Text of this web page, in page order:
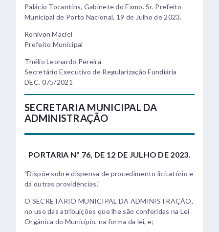
Palácio Tocantins, Gabinete do Exmo. Sr. Prefeito
Municipal de Porto Nacional, 19 de Julho de 2023.
Ronivon Maciel
Prefeito Municipal
Thélio Leonardo Pereira
Secretário Executivo de Regularização Fundiária
DEC. 075/2021
SECRETARIA MUNICIPAL DA
ADMINISTRAÇÃO
PORTARIA Nº 76, DE 12 DE JULHO DE 2023.
"Dispõe sobre dispensa de procedimento licitatório e
dá outras providências."
O SECRETÁRIO MUNICIPAL DA ADMINISTRAÇÃO,
no uso das atribuições que lhe são conferidas na Lei
Orgânica do Município, na forma da lei, e;